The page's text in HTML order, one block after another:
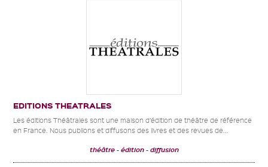
EDITIONS THEATRALES
Les éditions Théâtrales sont une maison d’édition de théâtre de référence
en France. Nous publions et diffusons des livres et des revues de...
théâtre édition diffusion